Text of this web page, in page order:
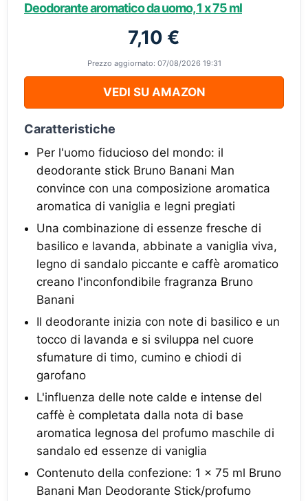
Deodorante aromatico da uomo, 1 x 75 ml
7,10 €
Prezzo aggiornato: 07/08/2026 19:31
VEDI SU AMAZON
Caratteristiche
Per l'uomo fiducioso del mondo: il
deodorante stick Bruno Banani Man
convince con una composizione aromatica
aromatica di vaniglia e legni pregiati
Una combinazione di essenze fresche di
basilico e lavanda, abbinate a vaniglia viva,
legno di sandalo piccante e caffè aromatico
creano l'inconfondibile fragranza Bruno
Banani
Il deodorante inizia con note di basilico e un
tocco di lavanda e si sviluppa nel cuore
sfumature di timo, cumino e chiodi di
garofano
L'influenza delle note calde e intense del
caffè è completata dalla nota di base
aromatica legnosa del profumo maschile di
sandalo ed essenze di vaniglia
Contenuto della confezione: 1 x 75 ml Bruno
Banani Man Deodorante Stick/profumo